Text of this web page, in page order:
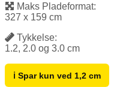
Maks Pladeformat:
327 x 159 cm
Tykkelse:
1.2, 2.0 og 3.0 cm
ℹ️ Spar kun ved 1,2 cm